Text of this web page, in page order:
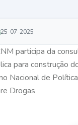
25-07-2025